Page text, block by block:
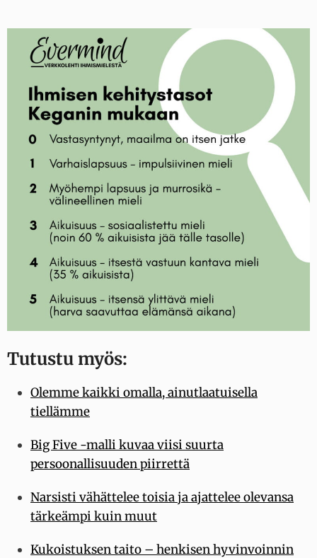
Tutustu myös:
Olemme kaikki omalla, ainutlaatuisella
tiellämme
Big Five -malli kuvaa viisi suurta
persoonallisuuden piirrettä
Narsisti vähättelee toisia ja ajattelee olevansa
tärkeämpi kuin muut
Kukoistuksen taito – henkisen hyvinvoinnin